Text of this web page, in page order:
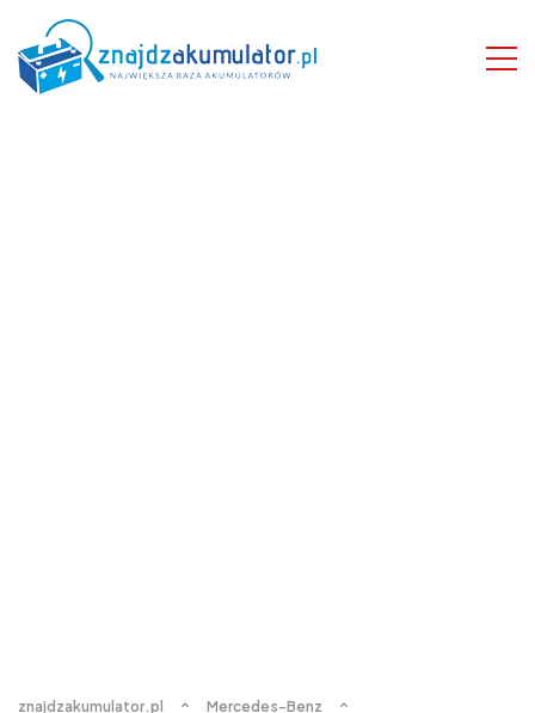
znajdzakumulator.pl
Mercedes-Benz